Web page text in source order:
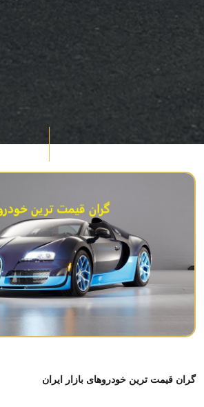
گران قیمت ترین خودروهای بازار ایران